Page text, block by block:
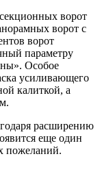
ворот
ворот с
ворот
параметру
Особое
усиливающего
калиткой, а
расширению
еще один
пожеланий.